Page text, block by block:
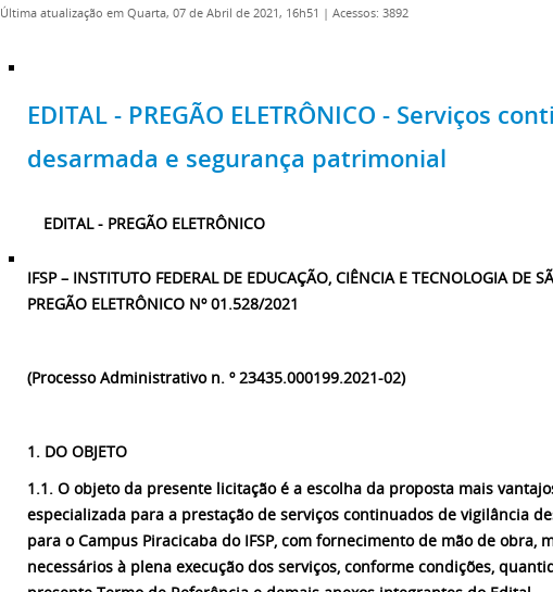
Última atualização em Quarta, 07 de Abril de 2021, 16h51 | Acessos: 3892
EDITAL - PREGÃO ELETRÔNICO - Serviços
desarmada e segurança patrimonial
EDITAL - PREGÃO ELETRÔNICO
IFSP – INSTITUTO FEDERAL DE EDUCAÇÃO, CIÊNCIA E TECNOLOGIA DE
PREGÃO ELETRÔNICO Nº 01.528/2021
(Processo Administrativo n. º 23435.000199.2021-02)
1. DO OBJETO
1.1. O objeto da presente licitação é a escolha da proposta mais
especializada para a prestação de serviços continuados de vigilância
para o Campus Piracicaba do IFSP, com fornecimento de mão de obra,
necessários à plena execução dos serviços, conforme condições,